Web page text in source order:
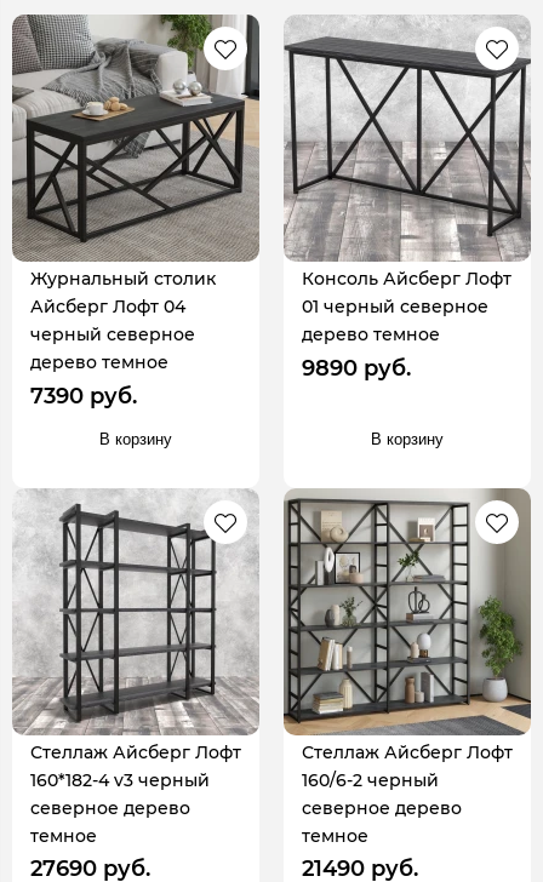
Журнальный столик
Айсберг Лофт 04
черный северное
дерево темное
7390 руб.
В корзину
Консоль Айсберг Лофт
01 черный северное
дерево темное
9890 руб.
В корзину
Стеллаж Айсберг Лофт
160*182-4 v3 черный
северное дерево
темное
27690 руб.
Стеллаж Айсберг Лофт
160/6-2 черный
северное дерево
темное
21490 руб.